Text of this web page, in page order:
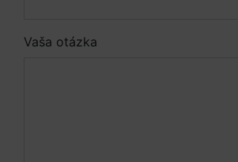
Vaša otázka